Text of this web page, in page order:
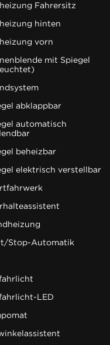
Fahrersitz
hinten
vorn
mit Spiegel
abklappbar
automatisch
beheizbar
elektrisch verstellbar
Stop-Automatik
LED